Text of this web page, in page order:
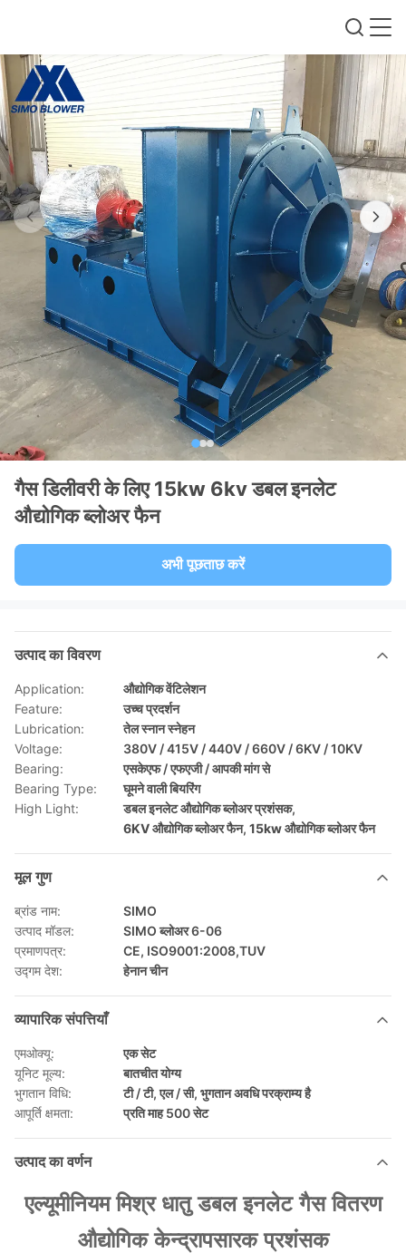
गैस डिलीवरी के लिए 15kw 6kv डबल इनलेट
औद्योगिक ब्लोअर फैन
अभी पूछताछ करें
उत्पाद का विवरण
Application:
औद्योगिक वेंटिलेशन
Feature:
उच्च प्रदर्शन
Lubrication:
तेल स्नान स्नेहन
Voltage:
380V / 415V / 440V / 660V / 6KV / 10KV
Bearing:
एसकेएफ / एफएजी / आपकी मांग से
Bearing Type:
घूमने वाली बियरिंग
High Light:
डबल इनलेट औद्योगिक ब्लोअर प्रशंसक,
6KV औद्योगिक ब्लोअर फैन, 15kw औद्योगिक ब्लोअर फैन
मूल गुण
ब्रांड नाम:
SIMO
उत्पाद मॉडल:
SIMO ब्लोअर 6-06
प्रमाणपत्र:
CE, ISO9001:2008,TUV
उद्गम देश:
हेनान चीन
व्यापारिक संपत्तियाँ
एमओक्यू:
एक सेट
यूनिट मूल्य:
बातचीत योग्य
भुगतान विधि:
टी / टी, एल / सी, भुगतान अवधि परक्राम्य है
आपूर्ति क्षमता:
प्रति माह 500 सेट
उत्पाद का वर्णन
एल्यूमीनियम मिश्र धातु डबल इनलेट गैस वितरण
औद्योगिक केन्द्रापसारक प्रशंसक